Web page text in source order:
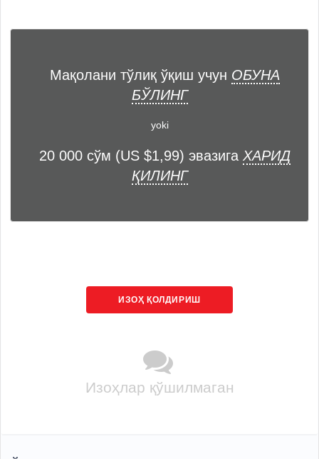
Мақолани тўлиқ ўқиш учун ОБУНА
БЎЛИНГ
yoki
20 000 сўм (US $1,99) эвазига ХАРИД
ҚИЛИНГ
ИЗОҲ ҚОЛДИРИШ
Изоҳлар қўшилмаган